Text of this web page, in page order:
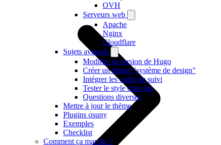
OVH
Serveurs web
Apache
Nginx
Cloudflare
Sujets avancés
Modifier la version de Hugo
Créer un thème "système de design"
Intégrer les outils de suivi
Tester le style d'un site
Questions diverses
Mettre à jour le thème
Plugins osuny
Exemples
Checklist
Comment ça marche ?